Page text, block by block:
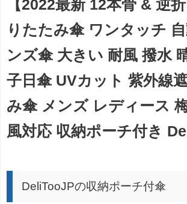
【2022最新 12本骨 & 逆
りたたみ傘 ワンタッチ
ンズ傘 大きい 耐風 撥水
子日傘 UVカット 紫外線
み傘 メンズ レディース
風対応 収納ポーチ付き
DeliTooJPの収納ポーチ付傘